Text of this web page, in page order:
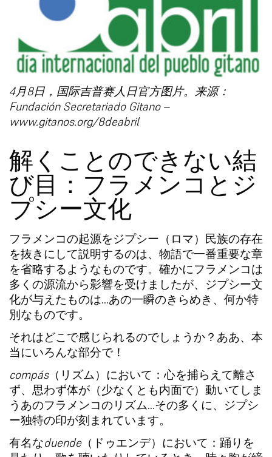
4月8日，国际吉普赛人日官方图片。来源：
Fundación Secretariado Gitano –
www.gitanos.org/8deabril
解くことのできない結
び目：フラメンコとジ
プシー文化
フラメンコの起源をジプシー（ロマ）民族の存在
を抜きにして説明するのは、物語で一番重要な章
を省略するようなものです。確かにフラメンコは
多くの源流から影響を受けましたが、ジプシー文
化が与えたものは…あの一瞬のきらめき、何か特
別なものです。
それはどこで感じられるのでしょうか？ああ、本
当にいろんな部分で！
compás（リズム）において：心を捕らえて離さ
ず、思わず体が（少なくとも内面で）動いてしま
うあのフラメンコのリズム…その多くに、ジプシ
ー独特の印が刻まれています。
有名なduende（ドゥエンデ）において：踊りを